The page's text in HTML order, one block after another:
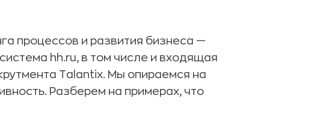
процессов и развития бизнеса —
hh.ru, в том числе и входящая
Talantix. Мы опираемся на
Разберем на примерах, что